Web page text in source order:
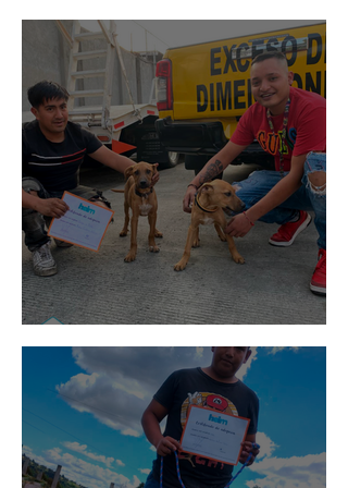
Rosa
Pedro Infante